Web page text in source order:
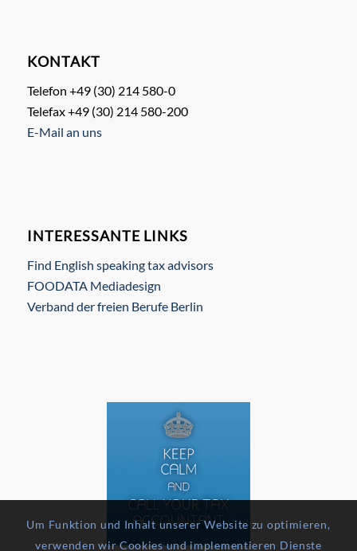
KONTAKT
Telefon +49 (30) 214 580-0
Telefax +49 (30) 214 580-200
E-Mail an uns
INTERESSANTE LINKS
Find English speaking tax advisors
FOODATA Mediadesign
Verband der freien Berufe Berlin
Um Funktion und Inhalt unserer Website zu optimieren,
verwenden wir Cookies und implementieren Dienste